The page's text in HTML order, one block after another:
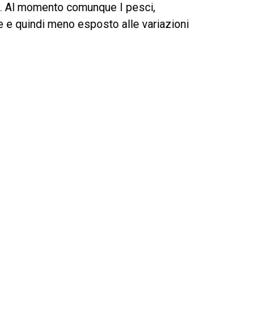
momento comunque I pesci,
e quindi meno esposto alle variazioni